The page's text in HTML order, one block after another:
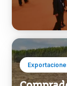
sector
Uruguay